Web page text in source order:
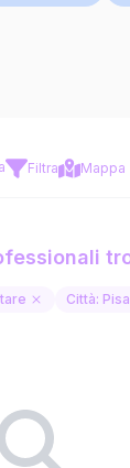
Filtra Mappa
Città: Pisa